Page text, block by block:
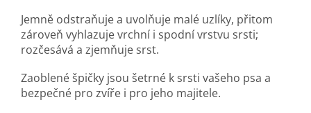
Jemně odstraňuje a uvolňuje malé uzlíky, přitom
zároveň vyhlazuje vrchní i spodní vrstvu srsti;
rozčesává a zjemňuje srst.
Zaoblené špičky jsou šetrné k srsti vašeho psa a
bezpečné pro zvíře i pro jeho majitele.